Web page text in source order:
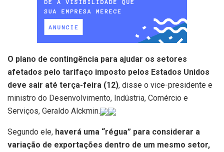
O plano de contingência para ajudar os setores
afetados pelo tarifaço imposto pelos Estados Unidos
deve sair até terça-feira (12), disse o vice-presidente e
ministro do Desenvolvimento, Indústria, Comércio e
Serviços, Geraldo Alckmin.
Segundo ele, haverá uma “régua” para considerar a
variação de exportações dentro de um mesmo setor,